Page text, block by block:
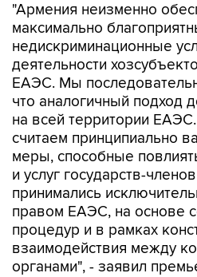
"Армения неизменно
максимально
недискриминационные
деятельности
ЕАЭС. Мы
что аналогичный подход
на всей территории
считаем принципиально
меры, способные
и услуг государств-
принимались
правом ЕАЭС, на основе
процедур и в рамках
взаимодействия между
органами", - заявил